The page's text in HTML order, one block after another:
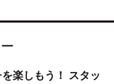
楽しもう！ スタッ